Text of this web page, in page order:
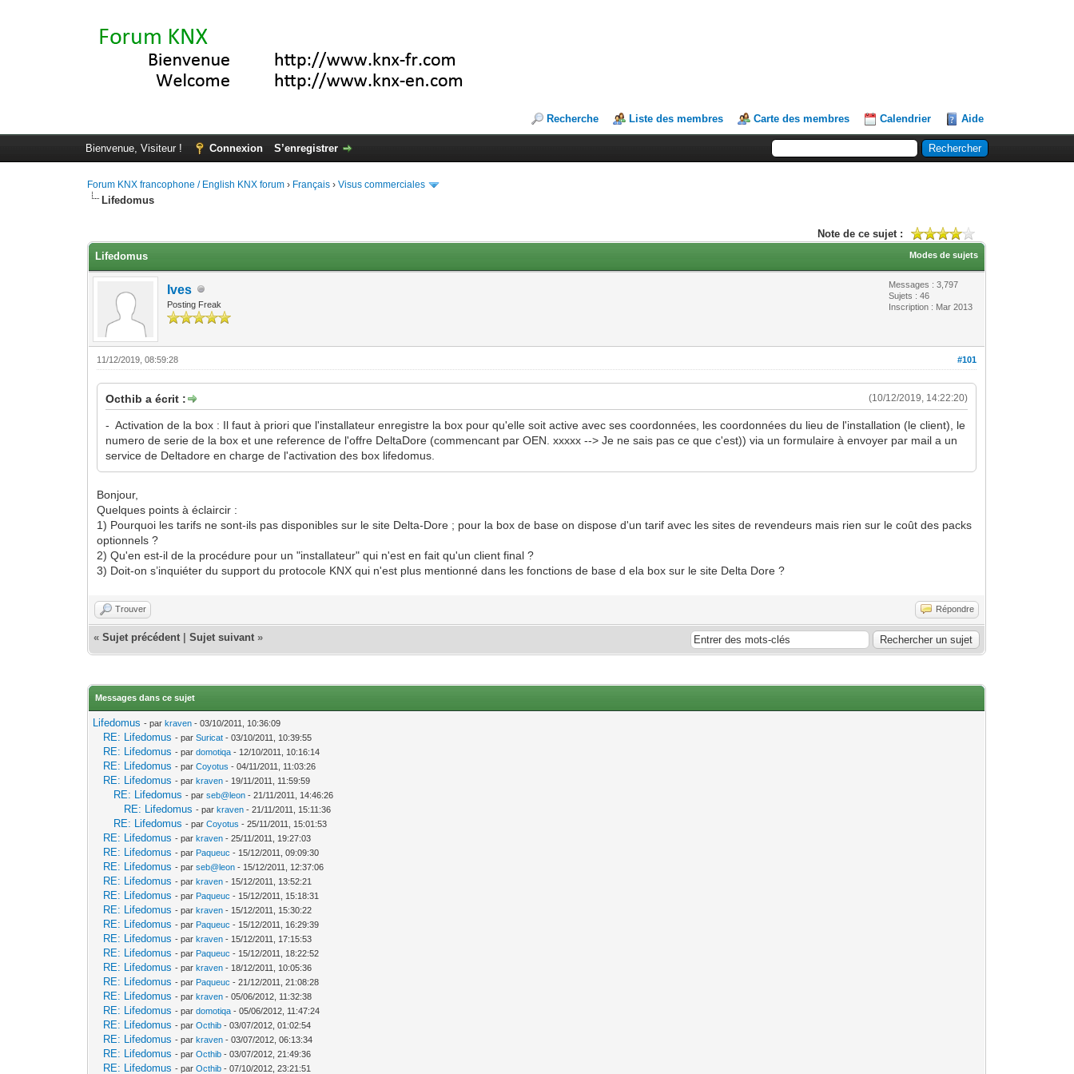
Recherche Liste des membres Carte des membres Calendrier Aide
Bienvenue, Visiteur ! Connexion S’enregistrer
Forum KNX francophone / English KNX forum › Français ›Visus commerciales
Lifedomus
Note de ce sujet :
Modes de sujets
Lifedomus
Ives
Posting Freak
Messages : 3,797
Sujets : 46
Inscription : Mar 2013
#101
11/12/2019, 08:59:28
(10/12/2019, 14:22:20)
Octhib a écrit :
- Activation de la box : Il faut à priori que l'installateur enregistre la box pour qu'elle soit active avec ses coordonnées, les coordonnées du lieu de l'installation (le client), le
numero de serie de la box et une reference de l'offre DeltaDore (commencant par OEN. xxxxx --> Je ne sais pas ce que c'est)) via un formulaire à envoyer par mail a un
service de Deltadore en charge de l'activation des box lifedomus.
Bonjour,
Quelques points à éclaircir :
1) Pourquoi les tarifs ne sont-ils pas disponibles sur le site Delta-Dore ; pour la box de base on dispose d'un tarif avec les sites de revendeurs mais rien sur le coût des packs
optionnels ?
2) Qu'en est-il de la procédure pour un "installateur" qui n'est en fait qu'un client final ?
3) Doit-on s’inquiéter du support du protocole KNX qui n'est plus mentionné dans les fonctions de base d ela box sur le site Delta Dore ?
Trouver Répondre
«Sujet précédent |Sujet suivant »
Messages dans ce sujet
Lifedomus - parkraven - 03/10/2011, 10:36:09
RE: Lifedomus - parSuricat - 03/10/2011, 10:39:55
RE: Lifedomus - pardomotiqa - 12/10/2011, 10:16:14
RE: Lifedomus - parCoyotus - 04/11/2011, 11:03:26
RE: Lifedomus - parkraven - 19/11/2011, 11:59:59
RE: Lifedomus - parseb@leon - 21/11/2011, 14:46:26
RE: Lifedomus - parkraven - 21/11/2011, 15:11:36
RE: Lifedomus - parCoyotus - 25/11/2011, 15:01:53
RE: Lifedomus - parkraven - 25/11/2011, 19:27:03
RE: Lifedomus - par Paqueuc - 15/12/2011, 09:09:30
RE: Lifedomus - parseb@leon - 15/12/2011, 12:37:06
RE: Lifedomus - parkraven - 15/12/2011, 13:52:21
RE: Lifedomus - par Paqueuc - 15/12/2011, 15:18:31
RE: Lifedomus - parkraven - 15/12/2011, 15:30:22
RE: Lifedomus - par Paqueuc - 15/12/2011, 16:29:39
RE: Lifedomus - parkraven - 15/12/2011, 17:15:53
RE: Lifedomus - par Paqueuc - 15/12/2011, 18:22:52
RE: Lifedomus - parkraven - 18/12/2011, 10:05:36
RE: Lifedomus - par Paqueuc - 21/12/2011, 21:08:28
RE: Lifedomus - parkraven - 05/06/2012, 11:32:38
RE: Lifedomus - pardomotiqa - 05/06/2012, 11:47:24
RE: Lifedomus - parOcthib - 03/07/2012, 01:02:54
RE: Lifedomus - parkraven - 03/07/2012, 06:13:34
RE: Lifedomus - parOcthib - 03/07/2012, 21:49:36
RE: Lifedomus - parOcthib - 07/10/2012, 23:21:51